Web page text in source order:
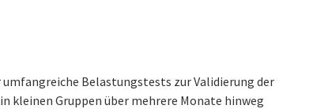
Belastungstests zur Validierung der
kleinen Gruppen über mehrere Monate hinweg